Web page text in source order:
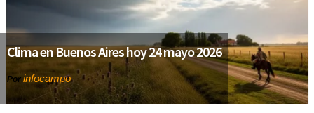
Clima en Buenos Aires hoy 24 mayo 2026
Por infocampo